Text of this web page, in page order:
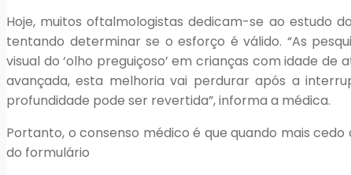
Hoje, muitos oftalmologistas dedicam-se ao estudo
tentando determinar se o esforço é válido. “As
visual do ‘olho preguiçoso’ em crianças com idade de
avançada, esta melhoria vai perdurar após a
profundidade pode ser revertida”, informa a médica.
Portanto, o consenso médico é que quando mais
do formulário